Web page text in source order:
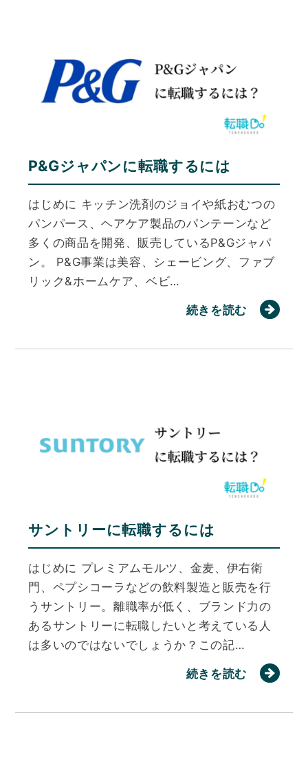
P&Gジャパンに転職するには
はじめに キッチン洗剤のジョイや紙おむつの
パンパース、ヘアケア製品のパンテーンなど
多くの商品を開発、販売しているP&Gジャパ
ン。 P&G事業は美容、シェービング、ファブ
リック&ホームケア、ベビ…
続きを読む
サントリーに転職するには
はじめに プレミアムモルツ、金麦、伊右衛
門、ペプシコーラなどの飲料製造と販売を行
うサントリー。離職率が低く、ブランド力の
あるサントリーに転職したいと考えている人
は多いのではないでしょうか？この記…
続きを読む